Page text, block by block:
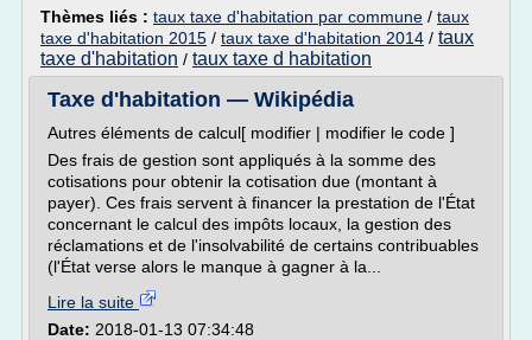
Thèmes liés : taux taxe d'habitation par commune / taux
taxe d'habitation 2015 / taux taxe d'habitation 2014 / taux
taxe d'habitation / taux taxe d habitation
Taxe d'habitation — Wikipédia
Autres éléments de calcul[ modifier | modifier le code ]
Des frais de gestion sont appliqués à la somme des
cotisations pour obtenir la cotisation due (montant à
payer). Ces frais servent à financer la prestation de l'État
concernant le calcul des impôts locaux, la gestion des
réclamations et de l'insolvabilité de certains contribuables
(l'État verse alors le manque à gagner à la...
Lire la suite
Date: 2018-01-13 07:34:48